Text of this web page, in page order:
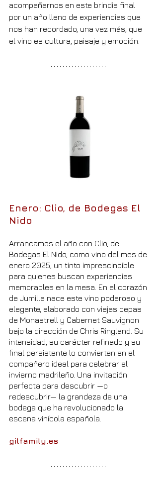
acompañarnos en este brindis final
por un año lleno de experiencias que
nos han recordado, una vez más, que
el vino es cultura, paisaje y emoción.
Enero: Clio, de Bodegas El
Nido
Arrancamos el año con Clio, de
Bodegas El Nido, como vino del mes de
enero 2025, un tinto imprescindible
para quienes buscan experiencias
memorables en la mesa. En el corazón
de Jumilla nace este vino poderoso y
elegante, elaborado con viejas cepas
de Monastrell y Cabernet Sauvignon
bajo la dirección de Chris Ringland. Su
intensidad, su carácter refinado y su
final persistente lo convierten en el
compañero ideal para celebrar el
invierno madrileño. Una invitación
perfecta para descubrir —o
redescubrir— la grandeza de una
bodega que ha revolucionado la
escena vinícola española.
gilfamily.es